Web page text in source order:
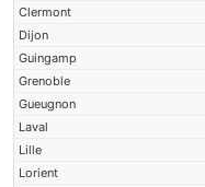
Clermont
Dijon
Guingamp
Grenoble
Gueugnon
Laval
Lille
Lorient